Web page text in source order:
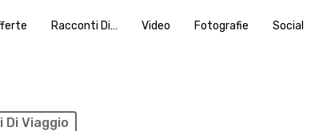
Racconti Di… Video Fotografie Social
Di Viaggio